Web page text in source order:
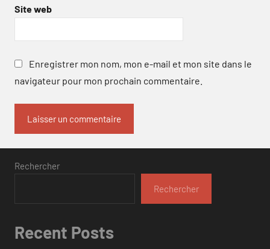
Site web
Enregistrer mon nom, mon e-mail et mon site dans le
navigateur pour mon prochain commentaire.
Rechercher
Rechercher
Recent Posts